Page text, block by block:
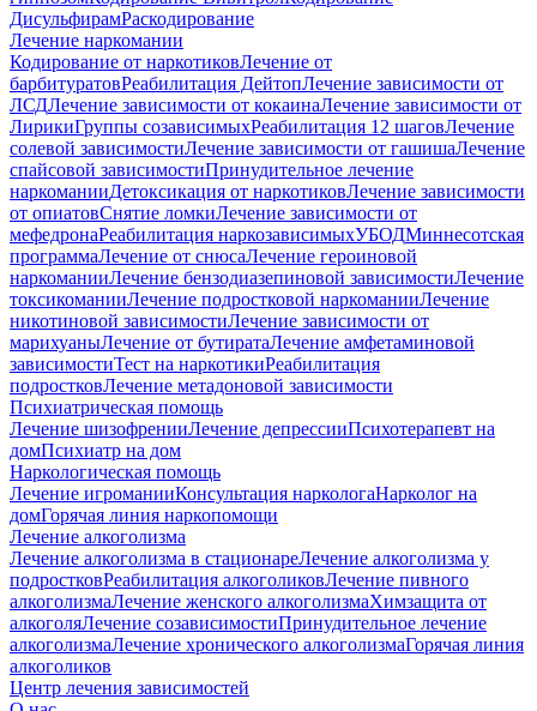
ДисульфирамРаскодирование
Лечение наркомании
Кодирование от наркотиковЛечение от
барбитуратовРеабилитация ДейтопЛечение зависимости от
ЛСДЛечение зависимости от кокаинаЛечение зависимости от
ЛирикиГруппы созависимыхРеабилитация 12 шаговЛечение
солевой зависимостиЛечение зависимости от гашишаЛечение
спайсовой зависимостиПринудительное лечение
наркоманииДетоксикация от наркотиковЛечение зависимости
от опиатовСнятие ломкиЛечение зависимости от
мефедронаРеабилитация наркозависимыхУБОДМиннесотская
программаЛечение от снюсаЛечение героиновой
наркоманииЛечение бензодиазепиновой зависимостиЛечение
токсикоманииЛечение подростковой наркоманииЛечение
никотиновой зависимостиЛечение зависимости от
марихуаныЛечение от бутиратаЛечение амфетаминовой
зависимостиТест на наркотикиРеабилитация
подростковЛечение метадоновой зависимости
Психиатрическая помощь
Лечение шизофренииЛечение депрессииПсихотерапевт на
домПсихиатр на дом
Наркологическая помощь
Лечение игроманииКонсультация наркологаНарколог на
домГорячая линия наркопомощи
Лечение алкоголизма
Лечение алкоголизма в стационареЛечение алкоголизма у
подростковРеабилитация алкоголиковЛечение пивного
алкоголизмаЛечение женского алкоголизмаХимзащита от
алкоголяЛечение созависимостиПринудительное лечение
алкоголизмаЛечение хронического алкоголизмаГорячая линия
алкоголиков
Центр лечения зависимостей